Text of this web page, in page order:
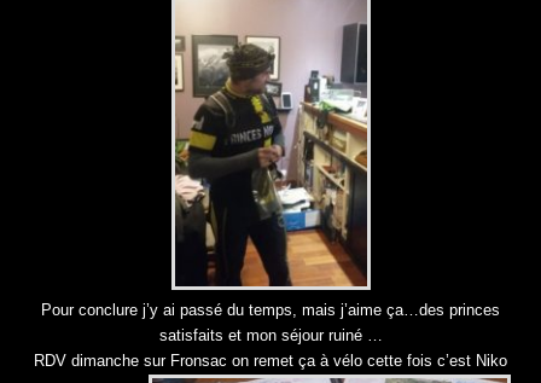
Pour conclure j’y ai passé du temps, mais j’aime ça…des princes
satisfaits et mon séjour ruiné …
RDV dimanche sur Fronsac on remet ça à vélo cette fois c’est Niko